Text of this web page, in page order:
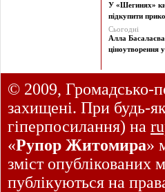
У «Шегинях»
підкупити
Сьогодні
Алла
ціноутворення
© 2009, Громадсько-
захищені. При будь-
гіперпосилання) на
«Рупор Житомира»
зміст опублікованих
публікуються на